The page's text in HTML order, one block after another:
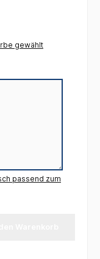
gewählt
passend zum